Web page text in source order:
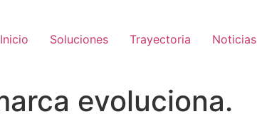
Inicio Soluciones Trayectoria Noticias
evoluciona.